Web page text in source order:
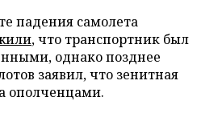
падения самолета
, что транспортник был
однако позднее
заявил, что зенитная
ополченцами.